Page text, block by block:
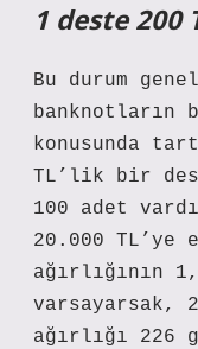
1 deste 200
Bu durum
banknotların
konusunda
TL’lik bir
100 adet
20.000
ağırlığının
varsayarsak,
ağırlığı 226